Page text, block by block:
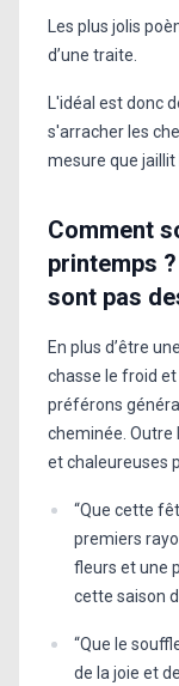
Les plus jolis
d’une traite.
L'idéal est donc
s'arracher les
mesure que jaillit
Comment
printemps
sont pas
En plus d’être
chasse le froid et
préférons
cheminée. Outre
et chaleureuses
“Que cette
premiers
fleurs et une
cette saison
“Que le
de la joie et